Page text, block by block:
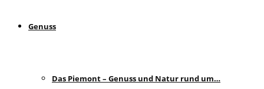
Genuss
Das Piemont – Genuss und Natur rund um…